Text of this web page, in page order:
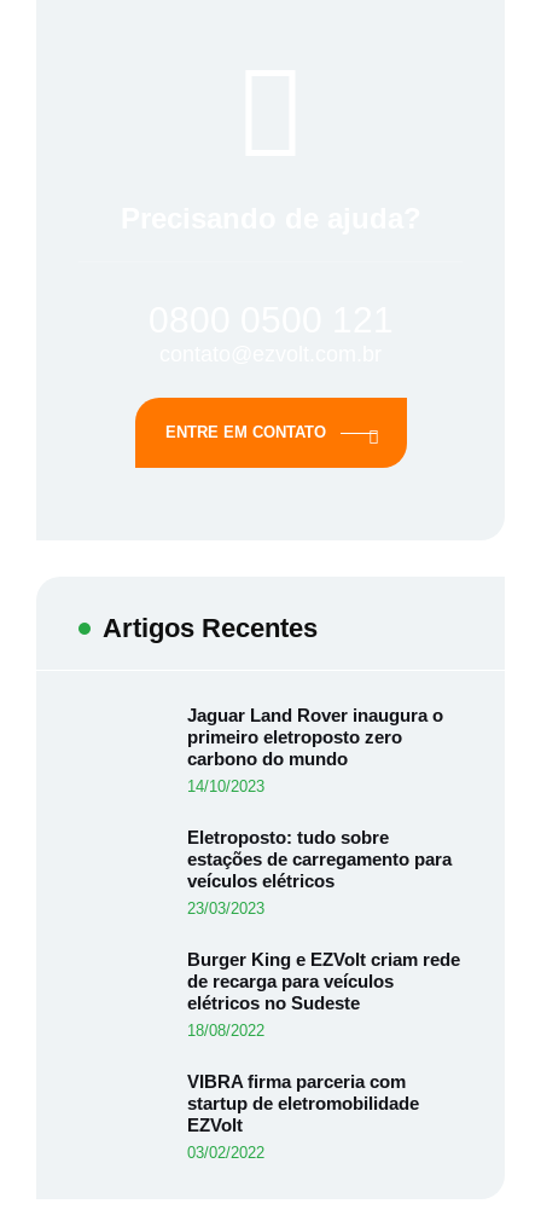
ENTRE EM CONTATO
Artigos Recentes
Jaguar Land Rover inaugura o
primeiro eletroposto zero
carbono do mundo
14/10/2023
Eletroposto: tudo sobre
estações de carregamento para
veículos elétricos
23/03/2023
Burger King e EZVolt criam rede
de recarga para veículos
elétricos no Sudeste
18/08/2022
VIBRA firma parceria com
startup de eletromobilidade
EZVolt
03/02/2022